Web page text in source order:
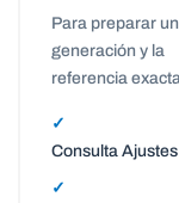
Para preparar
generación y la
referencia
✓
Consulta
✓